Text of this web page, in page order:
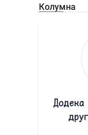
Колумна
Додека